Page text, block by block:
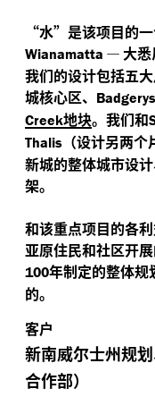
“水”是该项目的
Wianamatta — 大
我们的设计包括五
城核心区、
Creek地块。我们和
Thalis （设计另两
新城的整体城市设
架。
和该重点项目的各
亚原住民和社区开
100年制定的整体规
的。
客户
新南威尔士州规
合作部）